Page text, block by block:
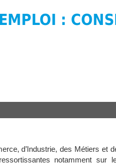
:
d’Industrie, des Métiers et
notamment sur